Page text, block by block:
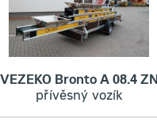
VEZEKO Bronto A 08.4 ZN
přívěsný vozík